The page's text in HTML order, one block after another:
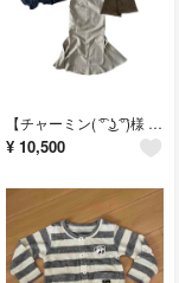
【チャーミン( ͡° ͜ʖ ͡°)様 専用】clastellar 3点セット
¥ 10,500